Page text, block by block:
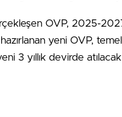
OVP, 2025-2027
yeni OVP,
3 yıllık devirde